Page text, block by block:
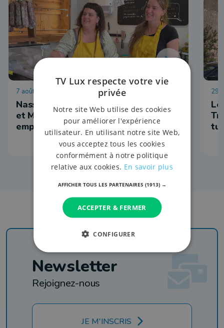
7 août 2026 à 12:55
Nassogne: l'épicerie reprise par Lily
et Madeleine, les deux anciennes
employées
29
Newsletter
Rejoignez-nous
JE M'INSCRIS
TV Lux respecte votre vie
privée
Notre site Web utilise des cookies
pour améliorer l'expérience
utilisateur. En utilisant notre site Web,
vous acceptez tous les cookies
conformément à notre politique
relative aux cookies. En savoir plus
AFFICHER TOUS LES PARTENAIRES (1913) →
ACCEPTER & FERMER
CONFIGURER